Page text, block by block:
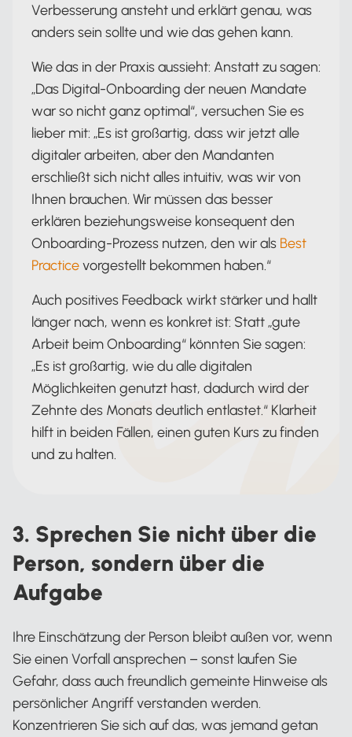
Verbesserung ansteht und erklärt genau, was
anders sein sollte und wie das gehen kann.
Wie das in der Praxis aussieht: Anstatt zu sagen:
„Das Digital-Onboarding der neuen Mandate
war so nicht ganz optimal“, versuchen Sie es
lieber mit: „Es ist großartig, dass wir jetzt alle
digitaler arbeiten, aber den Mandanten
erschließt sich nicht alles intuitiv, was wir von
Ihnen brauchen. Wir müssen das besser
erklären beziehungsweise konsequent den
Onboarding-Prozess nutzen, den wir als Best
Practicevorgestellt bekommen haben.“
Auch positives Feedback wirkt stärker und hallt
länger nach, wenn es konkret ist: Statt „gute
Arbeit beim Onboarding“ könnten Sie sagen:
„Es ist großartig, wie du alle digitalen
Möglichkeiten genutzt hast, dadurch wird der
Zehnte des Monats deutlich entlastet.“ Klarheit
hilft in beiden Fällen, einen guten Kurs zu finden
und zu halten.
3. Sprechen Sie nicht über die
Person, sondern über die
Aufgabe
Ihre Einschätzung der Person bleibt außen vor, wenn
Sie einen Vorfall ansprechen – sonst laufen Sie
Gefahr, dass auch freundlich gemeinte Hinweise als
persönlicher Angriff verstanden werden.
Konzentrieren Sie sich auf das, was jemand getan